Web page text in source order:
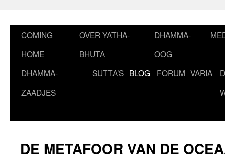
COMING
HOME
OVER YATHA-
BHUTA
DHAMMA-
OOG
DHAMMA-
ZAADJES
SUTTA’S BLOG FORUM VARIA
DE METAFOOR VAN DE